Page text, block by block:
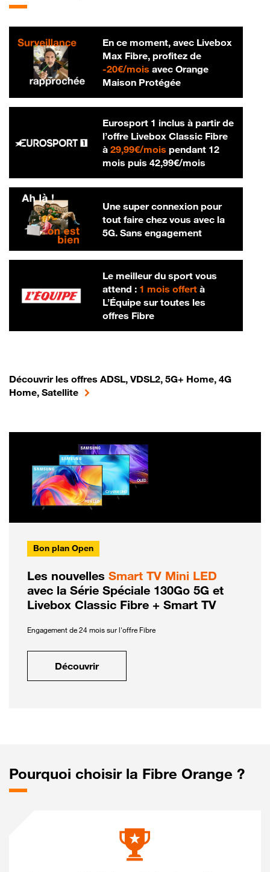
En ce moment, avec Livebox
Max Fibre, profitez de
-20€/mois20 € par mois
avec Orange
Maison Protégée
Eurosport 1 inclus à partir de
l’offre Livebox Classic Fibre
à 29,99€/mois29,99 € par mois
pendant 12
mois puis 42,99€/mois42,99 € par
Une super connexion pour
tout faire chez vous avec la
5G. Sans engagement
Le meilleur du sport vous
attend : 1 mois offertà
L’Équipe sur toutes les
offres Fibre
Découvrir les offres ADSL, VDSL2, 5G+ Home, 4G
Home, Satellite
Bon plan Open
Les nouvelles Smart TV Mini LED
avec la Série Spéciale 130Go 5G et
Livebox Classic Fibre + Smart TV
Engagement de 24 mois sur l'offre Fibre
Découvrir
Pourquoi choisir la Fibre Orange ?